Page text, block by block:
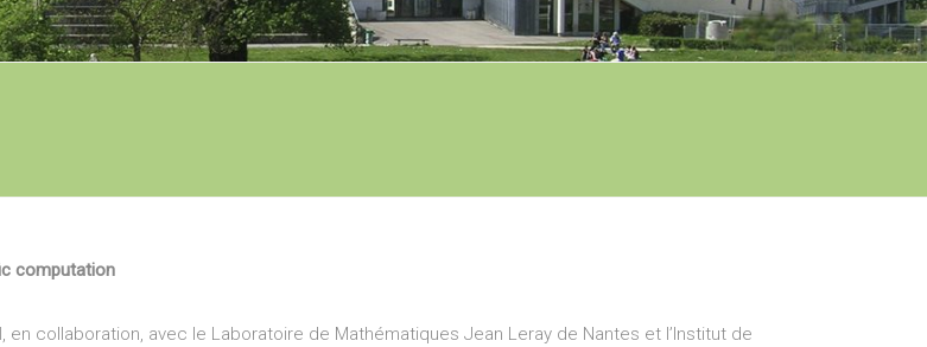
computation
collaboration, avec le Laboratoire de Mathématiques Jean Leray de Nantes et l’Institut de